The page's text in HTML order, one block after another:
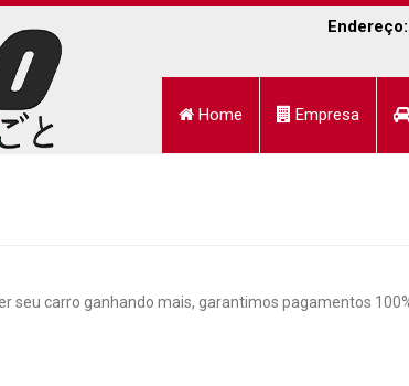
Home Empresa
seu carro ganhando mais, garantimos pagamentos